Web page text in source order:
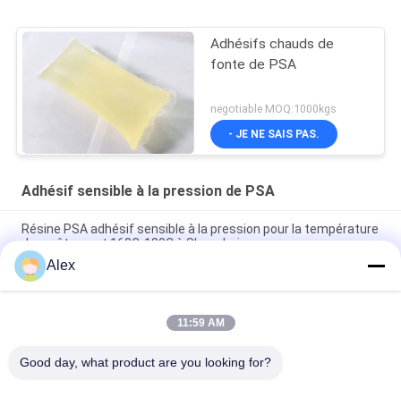
Adhésifs chauds de
fonte de PSA
negotiable MOQ:1000kgs
- JE NE SAIS PAS.
Adhésif sensible à la pression de PSA
Résine PSA adhésif sensible à la pression pour la température
de revêtement 160C-180C à Shanghai
Étiquettes en papier PSA à fusion chaude Adhésif sensible à
la pression pour les besoins d'étiquetage
Achat de matériaux directs jaune PSA transparent sensible à
Alex
11:59 AM
Good day, what product are you looking for?